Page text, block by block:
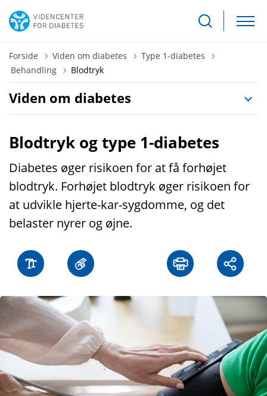
Forside Viden om diabetes
Type 1-diabetes
Tilbage til
Behandling Blodtryk
Viden om diabetes
Blodtryk og type 1-diabetes
Diabetes øger risikoen for at få forhøjet
blodtryk. Forhøjet blodtryk øger risikoen for
at udvikle hjerte-kar-sygdomme, og det
belaster nyrer og øjne.